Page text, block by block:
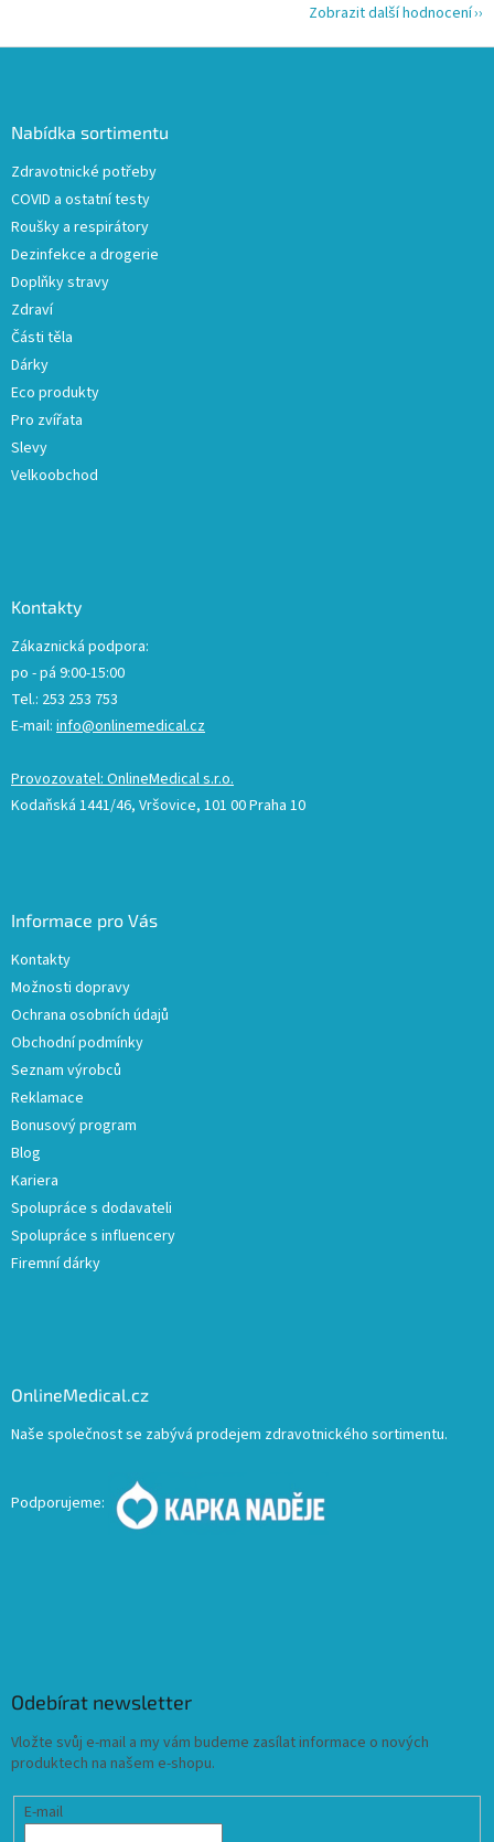
Zobrazit další hodnocení
Nabídka sortimentu
Zdravotnické potřeby
COVID a ostatní testy
Roušky a respirátory
Dezinfekce a drogerie
Doplňky stravy
Zdraví
Části těla
Dárky
Eco produkty
Pro zvířata
Slevy
Velkoobchod
Kontakty
Zákaznická podpora:
po - pá 9:00-15:00
Tel.: 253 253 753
E-mail: info@onlinemedical.cz
Provozovatel: OnlineMedical s.r.o.
Kodaňská 1441/46, Vršovice, 101 00 Praha 10
Informace pro Vás
Kontakty
Možnosti dopravy
Ochrana osobních údajů
Obchodní podmínky
Seznam výrobců
Reklamace
Bonusový program
Blog
Kariera
Spolupráce s dodavateli
Spolupráce s influencery
Firemní dárky
OnlineMedical.cz
Naše společnost se zabývá prodejem zdravotnického sortimentu.
Podporujeme:
Odebírat newsletter
Vložte svůj e-mail a my vám budeme zasílat informace o nových
produktech na našem e-shopu.
E-mail